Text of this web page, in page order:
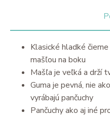
Klasické hladké
mašľou na boku
Mašľa je veľká a drží
Guma je pevná, nie
vyrábajú pančuchy
Pančuchy ako aj iné